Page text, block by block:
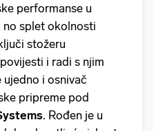
performanse u
no splet okolnosti
stožeru
i radi s njim
ujedno i osnivač
pripreme pod
. Rođen je u